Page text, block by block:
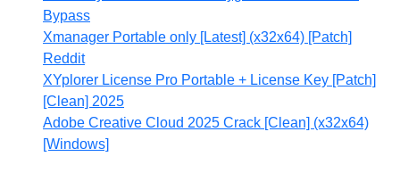
Bypass
Xmanager Portable only [Latest] (x32x64) [Patch]
Reddit
XYplorer License Pro Portable + License Key [Patch]
[Clean] 2025
Adobe Creative Cloud 2025 Crack [Clean] (x32x64)
[Windows]